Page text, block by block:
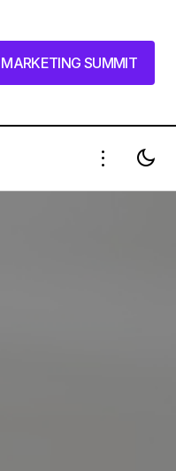
MARKETING SUMMIT
MARKETING SUMMIT